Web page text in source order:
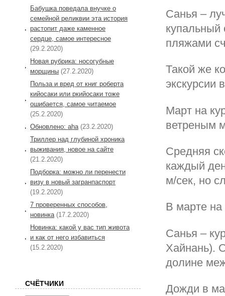
Санья –
купальный
пляжами
Такой же
экскурсии
Март на
ветреным
Средняя
каждый
м/сек, но
В марте на
Санья –
Хайнань).
долине
Дожди в
Бабушка поведала внучке о
семейной реликвии эта история
растопит даже каменное
сердце, самое интересное
(29.2.2020)
Новая рубрика: носогубные
морщины (27.2.2020)
Польза и вред от книг роберта
кийосаки или ркийосаки тоже
ошибается, самое читаемое
(25.2.2020)
Обновлено: aha (23.2.2020)
Триллер над глубиной хроника
выживания, новое на сайте
(21.2.2020)
Подборка: можно ли перенести
визу в новый загранпаспорт
(19.2.2020)
7 проверенных способов,
новинка (17.2.2020)
Новинка: какой у вас тип живота
и как от него избавиться
(15.2.2020)
СЧЁТЧИКИ